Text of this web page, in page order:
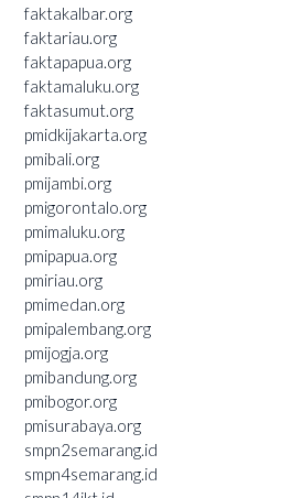
faktakalbar.org
faktariau.org
faktapapua.org
faktamaluku.org
faktasumut.org
pmidkijakarta.org
pmibali.org
pmijambi.org
pmigorontalo.org
pmimaluku.org
pmipapua.org
pmiriau.org
pmimedan.org
pmipalembang.org
pmijogja.org
pmibandung.org
pmibogor.org
pmisurabaya.org
smpn2semarang.id
smpn4semarang.id